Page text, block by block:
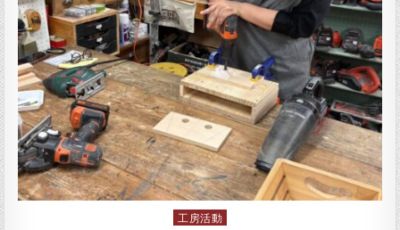
Posted in
工房活動